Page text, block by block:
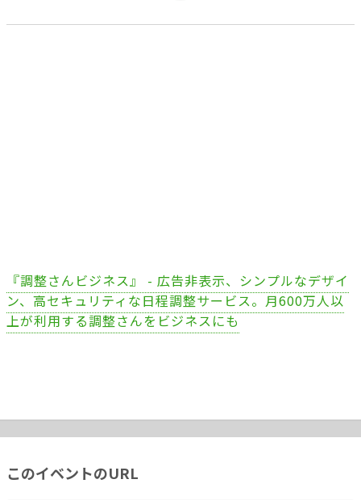
『調整さんビジネス』 - 広告非表示、シンプルなデザイ
ン、高セキュリティな日程調整サービス。月600万人以
上が利用する調整さんをビジネスにも
このイベントのURL